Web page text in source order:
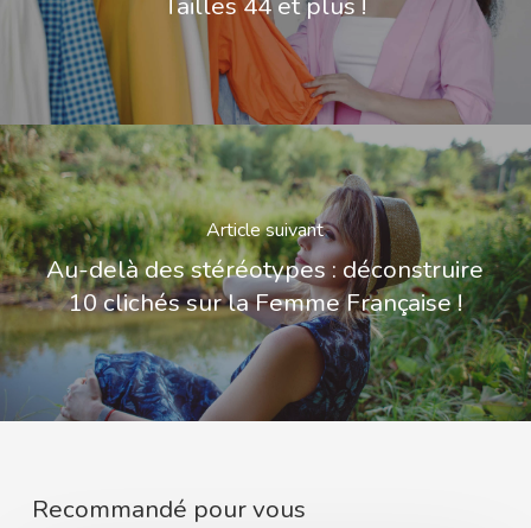
Article suivant
Au-delà des stéréotypes : déconstruire
10 clichés sur la Femme Française !
Recommandé pour vous